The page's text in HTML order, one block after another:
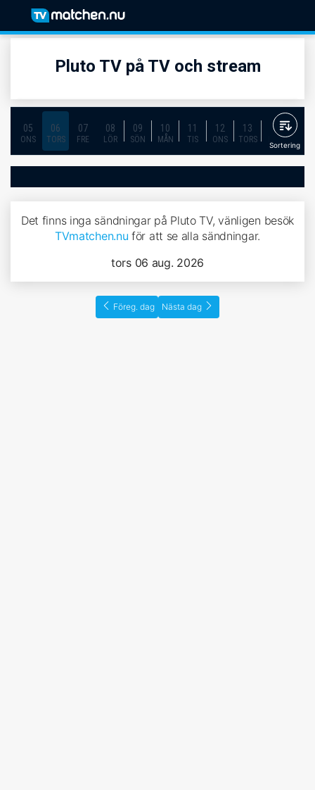
Pluto TV på TV och stream
05
ONS
06
TORS
07
FRE
08
LÖR
09
SÖN
10
MÅN
11
TIS
12
ONS
13
TORS
14
FRE
Sortering
Det finns inga sändningar på Pluto TV, vänligen besök
TVmatchen.nu för att se alla sändningar.
tors 06 aug. 2026
Föreg. dag Nästa dag